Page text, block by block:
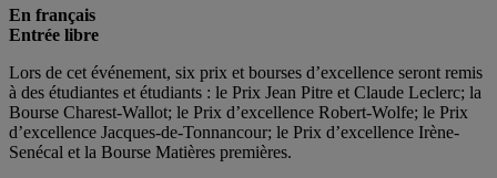
En français
Entrée libre
Lors de cet événement, six prix et bourses d’excellence seront remis
à des étudiantes et étudiants : le Prix Jean Pitre et Claude Leclerc; la
Bourse Charest-Wallot; le Prix d’excellence Robert-Wolfe; le Prix
d’excellence Jacques-de-Tonnancour; le Prix d’excellence Irène-
Senécal et la Bourse Matières premières.